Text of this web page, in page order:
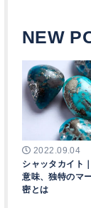
NEW
2022.09.04
シャッタカイト
意味、独特のマ
密とは